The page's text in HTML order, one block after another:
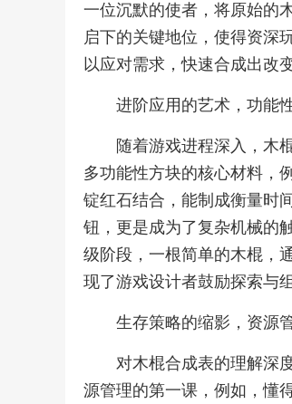
一位沉默的使者，将原始的
启下的关键地位，使得资深
以应对需求，快速合成出改
进阶应用的艺术，功能
随着游戏进程深入，木
多功能性方块的核心材料，
锭红石结合，能制成衡量时
钮，更是成为了复杂机械的
级阶段，一根简单的木棍，
现了游戏设计者鼓励探索与
生存策略的缩影，资源
对木棍合成表的理解深
源管理的第一课，例如，懂